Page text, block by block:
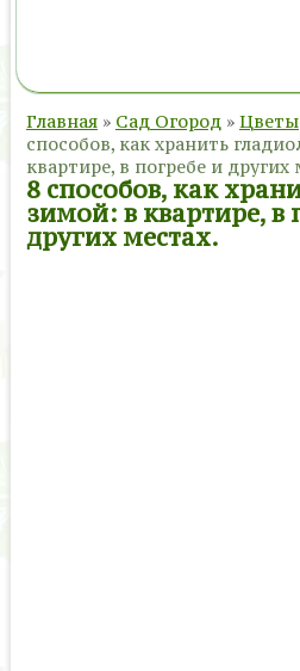
Главная » Сад Огород » Цветы
способов, как хранить
квартире, в погребе и других
8 способов, как
зимой: в квартире, в
других местах.